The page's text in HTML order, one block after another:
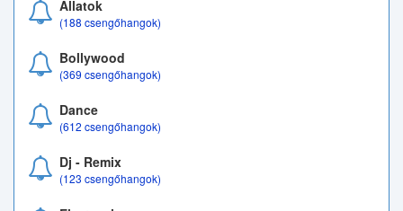
Állatok
(188 csengőhangok)
Bollywood
(369 csengőhangok)
Dance
(612 csengőhangok)
Dj - Remix
(123 csengőhangok)